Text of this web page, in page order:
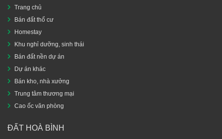
Trang chủ
Bán đất thổ cư
Homestay
Khu nghỉ dưỡng, sinh thái
Bán đất nền dự án
Dự án khác
Bán kho, nhà xưởng
Trung tâm thương mại
Cao ốc văn phòng
ĐẤT HOÀ BÌNH